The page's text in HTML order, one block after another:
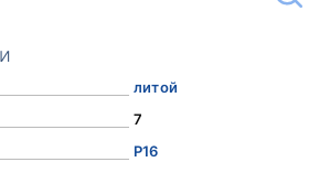
литой
7
Р16